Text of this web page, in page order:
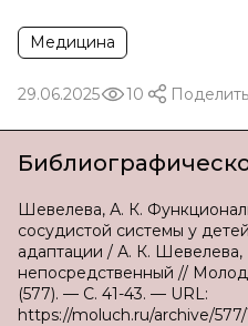
Медицина
29.06.2025 10
Шевелева, А. К.
сосудистой системы у
адаптации / А. К.
непосредственный //
(577). — С. 41-43. — URL:
https://moluch.ru/archive/577/